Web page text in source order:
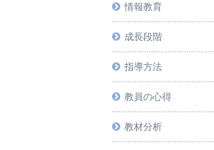
情報教育
成長段階
指導方法
教員の心得
教材分析